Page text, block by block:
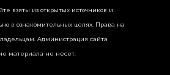
взяты из открытых источников и
в ознакомительных целях. Права на
Администрация сайта
материала не несет.